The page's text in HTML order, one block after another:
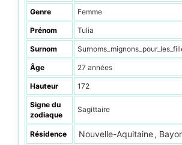
Genre Femme
Prénom Tulia
Surnom
Âge 27 années
Hauteur 172
Signe du
zodiaque
Sagittaire
Résidence Nouvelle-Aquitaine ,